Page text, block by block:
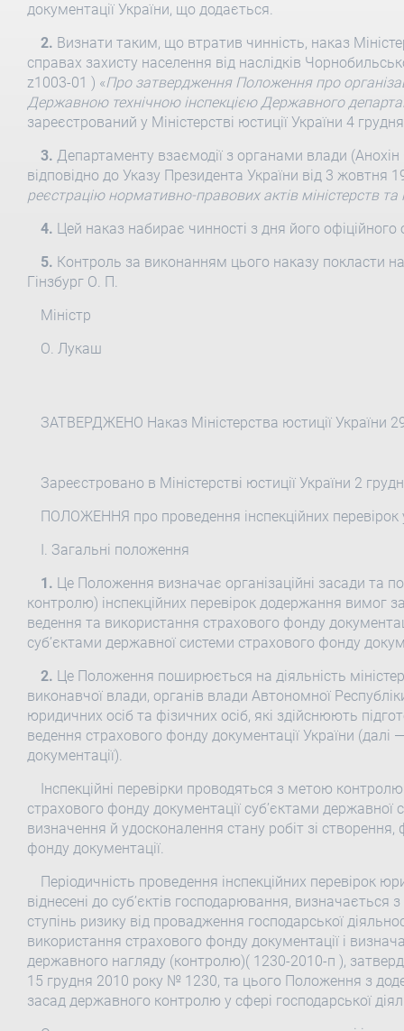
документації України, що додається.
2. Визнати таким, що втратив чинність, наказ
справах захисту населення від наслідків
z1003-01 ) «Про затвердження Положення про
Державною технічною інспекцією Державного
зареєстрований у Міністерстві юстиції України 4
3. Департаменту взаємодії з органами влади
відповідно до Указу Президента України від 3 жовтня
реєстрацію нормативно-правових актів міністерств
4. Цей наказ набирає чинності з дня його офіційного
5. Контроль за виконанням цього наказу покласти
Гінзбург О. П.
Міністр
О. Лукаш
ЗАТВЕРДЖЕНО Наказ Міністерства юстиції України
Зареєстровано в Міністерстві юстиції України 2
ПОЛОЖЕННЯ про проведення інспекційних перевірок
І. Загальні положення
1. Це Положення визначає організаційні засади та
контролю) інспекційних перевірок додержання вимог
ведення та використання страхового фонду
суб’єктами державної системи страхового фонду
2. Це Положення поширюється на діяльність
виконавчої влади, органів влади Автономної
юридичних осіб та фізичних осіб, які здійснюють
ведення страхового фонду документації України
документації).
Інспекційні перевірки проводяться з метою
страхового фонду документації суб’єктами державної
визначення й удосконалення стану робіт зі
фонду документації.
Періодичність проведення інспекційних перевірок
віднесені до суб’єктів господарювання,
ступінь ризику від провадження господарської
використання страхового фонду документації і
державного нагляду (контролю)( 1230-2010-п ),
15 грудня 2010 року № 1230, та цього Положення з
засад державного контролю у сфері господарської